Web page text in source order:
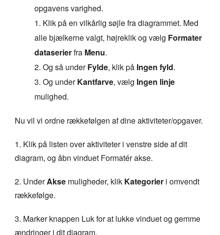
opgavens varighed.
1. Klik på en vilkårlig søjle fra diagrammet. Med
alle bjælkerne valgt, højreklik og vælg Formater
dataserierfra Menu.
2. Og så underFylde, klik på Ingen fyld.
3. Og underKantfarve, vælg Ingen linje
mulighed.
Nu vil vi ordne rækkefølgen af dine aktiviteter/opgaver.
1. Klik på listen over aktiviteter i venstre side af dit
diagram, og åbn vinduet Formatér akse.
2. UnderAkse muligheder, klik Kategorier i omvendt
rækkefølge.
3. Marker knappen Luk for at lukke vinduet og gemme
ændringer i dit diagram.